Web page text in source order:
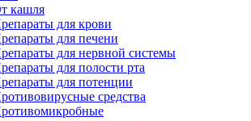
кашля
для крови
для печени
для нервной системы
для полости рта
для потенции
средства